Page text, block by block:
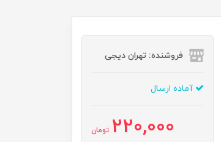
فروشنده: تهران دیجی
آماده ارسال
220,000 تومان